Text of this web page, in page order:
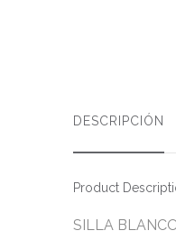
DESCRIPCIÓN
Product
SILLA